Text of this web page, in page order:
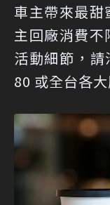
車主帶來最甜
主回廠消費不
活動細節，
80 或全台各